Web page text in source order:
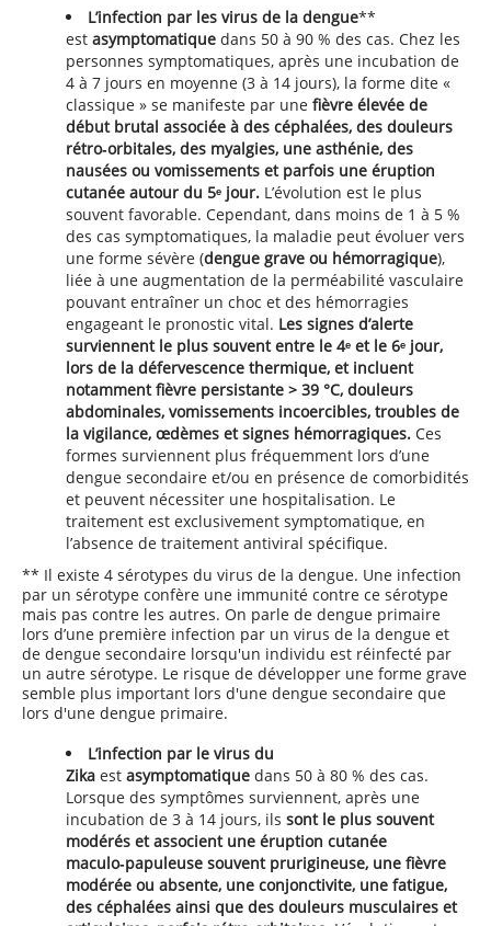
L’infection par les virus de la dengue**
est asymptomatique dans 50 à 90 % des cas. Chez les
personnes symptomatiques, après une incubation de
4 à 7 jours en moyenne (3 à 14 jours), la forme dite «
classique » se manifeste par une fièvre élevée de
début brutal associée à des céphalées, des douleurs
rétro‑orbitales, des myalgies, une asthénie, des
nausées ou vomissements et parfois une éruption
cutanée autour du 5ᵉ jour. L’évolution est le plus
souvent favorable. Cependant, dans moins de 1 à 5 %
des cas symptomatiques, la maladie peut évoluer vers
une forme sévère (dengue grave ou hémorragique),
liée à une augmentation de la perméabilité vasculaire
pouvant entraîner un choc et des hémorragies
engageant le pronostic vital. Les signes d’alerte
surviennent le plus souvent entre le 4ᵉ et le 6ᵉ jour,
lors de la défervescence thermique, et incluent
notamment fièvre persistante > 39 °C, douleurs
abdominales, vomissements incoercibles, troubles de
la vigilance, œdèmes et signes hémorragiques. Ces
formes surviennent plus fréquemment lors d’une
dengue secondaire et/ou en présence de comorbidités
et peuvent nécessiter une hospitalisation. Le
traitement est exclusivement symptomatique, en
l’absence de traitement antiviral spécifique.
** Il existe 4 sérotypes du virus de la dengue. Une infection
par un sérotype confère une immunité contre ce sérotype
mais pas contre les autres. On parle de dengue primaire
lors d’une première infection par un virus de la dengue et
de dengue secondaire lorsqu'un individu est réinfecté par
un autre sérotype. Le risque de développer une forme grave
semble plus important lors d'une dengue secondaire que
lors d'une dengue primaire.
L’infection par le virus du
Zika est asymptomatique dans 50 à 80 % des cas.
Lorsque des symptômes surviennent, après une
incubation de 3 à 14 jours, ils sont le plus souvent
modérés et associent une éruption cutanée
maculo‑papuleuse souvent prurigineuse, une fièvre
modérée ou absente, une conjonctivite, une fatigue,
des céphalées ainsi que des douleurs musculaires et